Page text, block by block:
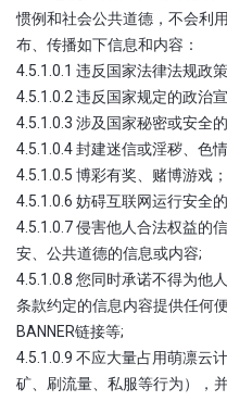
惯例和社会公共道德，不会利
布、传播如下信息和内容：
4.5.1.0.1 违反国家法律法规政
4.5.1.0.2 违反国家规定的政治
4.5.1.0.3 涉及国家秘密或安全的
4.5.1.0.4 封建迷信或淫秽、色
4.5.1.0.5 博彩有奖、赌博游戏
4.5.1.0.6 妨碍互联网运行安全的
4.5.1.0.7 侵害他人合法权益的
安、公共道德的信息或内容;
4.5.1.0.8 您同时承诺不得为他
条款约定的信息内容提供任何
BANNER链接等;
4.5.1.0.9 不应大量占用萌凛云
矿、刷流量、私服等行为），